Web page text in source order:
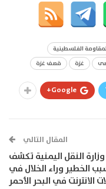
الفلسطينية
غزة قصف غزة
Google+
المقال التالي
وزارة النقل اليمنية تكشف
الخطير وراء الخلال في
الانترنت في البحر الأحمر